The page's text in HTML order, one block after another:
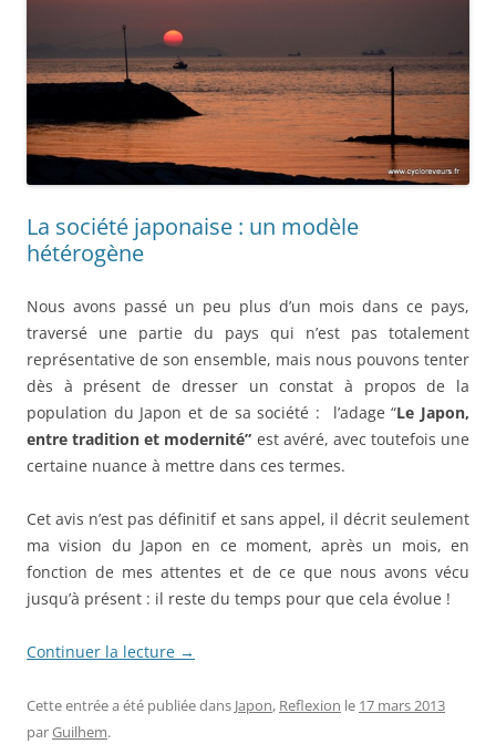
La société japonaise : un modèle
hétérogène
Nous avons passé un peu plus d’un mois dans ce pays,
traversé une partie du pays qui n’est pas totalement
représentative de son ensemble, mais nous pouvons tenter
dès à présent de dresser un constat à propos de la
population du Japon et de sa société : l’adage “Le Japon,
entre tradition et modernité” est avéré, avec toutefois une
certaine nuance à mettre dans ces termes.
Cet avis n’est pas définitif et sans appel, il décrit seulement
ma vision du Japon en ce moment, après un mois, en
fonction de mes attentes et de ce que nous avons vécu
jusqu’à présent : il reste du temps pour que cela évolue !
Continuer la lecture →
Cette entrée a été publiée dans Japon, Reflexion le 17 mars 2013
parGuilhem.